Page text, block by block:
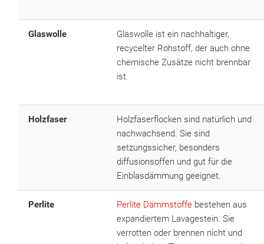
Glaswolle
Glaswolle ist ein nachhaltiger,
recycelter Rohstoff, der auch ohne
chemische Zusätze nicht brennbar
ist.
Holzfaser
Holzfaserflocken sind natürlich und
nachwachsend. Sie sind
setzungssicher, besonders
diffusionsoffen und gut für die
Einblasdämmung geeignet.
Perlite Perlite Dämmstoffe bestehen aus
expandiertem Lavagestein. Sie
verrotten oder brennen nicht und